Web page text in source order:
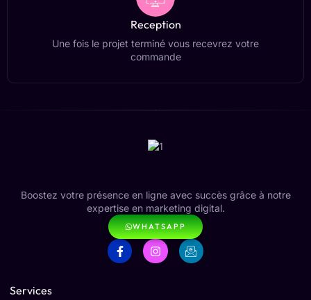
Reception
Une fois le projet terminé vous recevrez votre
commande
Boostez votre présence en ligne avec succès grâce à notre
expertise en marketing digital.
WHATSAPP
Services